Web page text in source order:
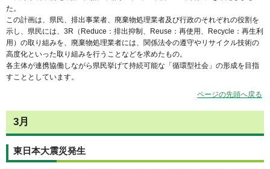
た。
この計画は、県民、排出事業者、廃棄物処理業者及び行政のそれぞれの役割を
示し、県民には、3R（Reduce：排出抑制、Reuse：再使用、Recycle：再生利
用）の取り組みを、廃棄物処理業者には、関係法令の遵守やリサイクル技術の
高度化といった取り組みを行うことなどを求めたもの。
各主体が連携協働しながら県民挙げて持続可能な「循環型社会」の形成を目指
すこととしています。
ページの先頭へ戻る
3月
東日本大震災発生